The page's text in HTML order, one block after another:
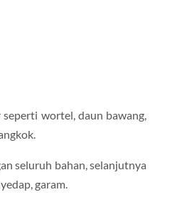
seperti wortel, daun bawang,
seluruh bahan, selanjutnya
garam.